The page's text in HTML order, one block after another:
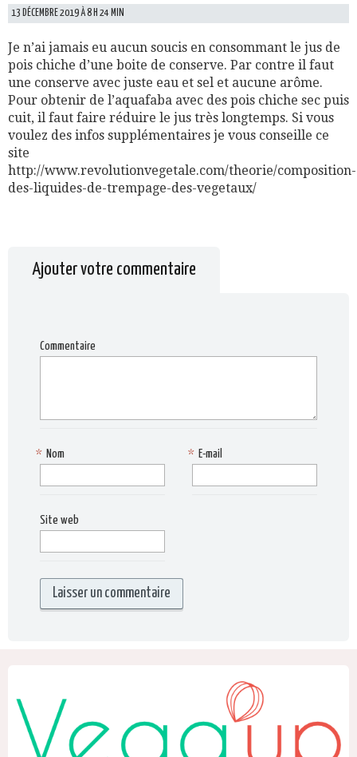
13 DÉCEMBRE 2019 À 8 H 24 MIN
Je n’ai jamais eu aucun soucis en consommant le jus de
pois chiche d’une boite de conserve. Par contre il faut
une conserve avec juste eau et sel et aucune arôme.
Pour obtenir de l’aquafaba avec des pois chiche sec puis
cuit, il faut faire réduire le jus très longtemps. Si vous
voulez des infos supplémentaires je vous conseille ce
site
http://www.revolutionvegetale.com/theorie/composition-
des-liquides-de-trempage-des-vegetaux/
Ajouter votre commentaire
Commentaire
Nom
* E-mail
*
Site web